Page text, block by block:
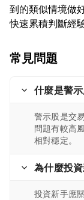
到的類似情境做
常見問題
什麼是警
警示股是交
問題有較高
相對穩定。
為什麼投
投資新手應